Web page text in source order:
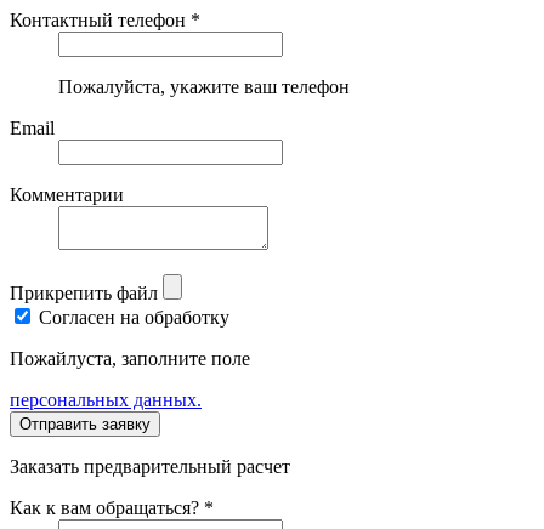
Контактный телефон *
Пожалуйста, укажите ваш телефон
Email
Комментарии
Прикрепить файл
Согласен на обработку
Пожайлуста, заполните поле
персональных данных.
Заказать предварительный расчет
Как к вам обращаться? *